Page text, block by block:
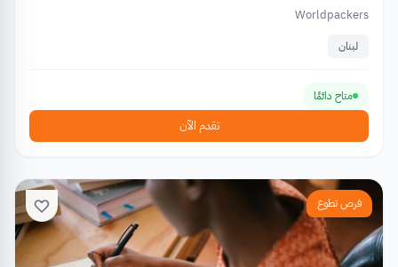
Worldpackers
لبنان
متاح دائمًا
تقدم الآن
فرص تطوع